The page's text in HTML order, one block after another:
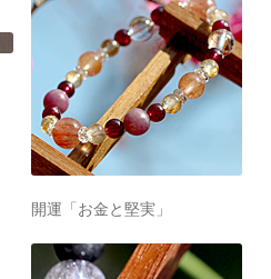
開運「お金と堅実」